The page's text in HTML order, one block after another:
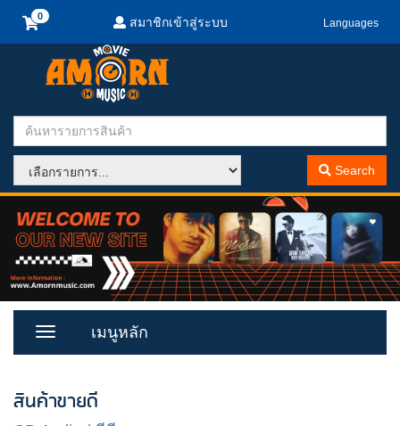
สมาชิกเข้าสู่ระบบ Languages
Search
Toggle
เมนูหลัก
สินค้าขายดี